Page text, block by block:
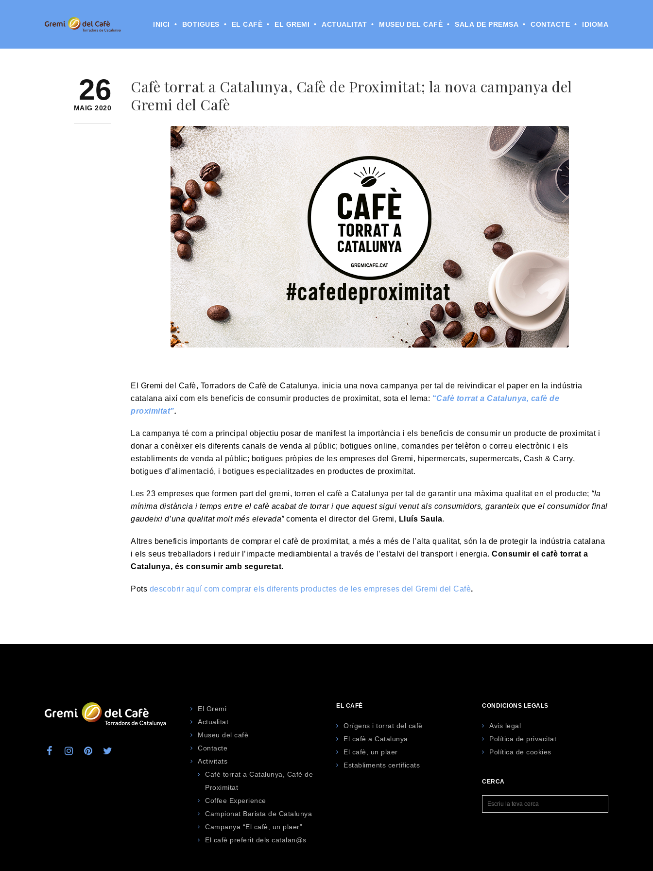
INICI BOTIGUES EL CAFÈ EL GREMI ACTUALITAT MUSEU DEL CAFÈ SALA DE PREMSA CONTACTE IDIOMA
26
MAIG 2020
Cafè torrat a Catalunya, Cafè de Proximitat; la nova campanya del
Gremi del Cafè
El Gremi del Cafè, Torradors de Cafè de Catalunya, inicia una nova campanya per tal de reivindicar el paper en la indústria
catalana així com els beneficis de consumir productes de proximitat, sota el lema: “Cafè torrat a Catalunya, cafè de
proximitat”.
La campanya té com a principal objectiu posar de manifest la importància i els beneficis de consumir un producte de proximitat i
donar a conèixer els diferents canals de venda al públic; botigues online, comandes per telèfon o correu electrònic i els
establiments de venda al públic; botigues pròpies de les empreses del Gremi, hipermercats, supermercats, Cash & Carry,
botigues d’alimentació, i botigues especialitzades en productes de proximitat.
Les 23 empreses que formen part del gremi, torren el cafè a Catalunya per tal de garantir una màxima qualitat en el producte; “la
mínima distància i temps entre el cafè acabat de torrar i que aquest sigui venut als consumidors, garanteix que el consumidor final
gaudeixi d’una qualitat molt més elevada”comenta el director del Gremi, Lluís Saula.
Altres beneficis importants de comprar el cafè de proximitat, a més a més de l’alta qualitat, són la de protegir la indústria catalana
i els seus treballadors i reduir l’impacte mediambiental a través de l’estalvi del transport i energia. Consumir el cafè torrat a
Catalunya, és consumir amb seguretat.
Pots descobrir aquí com comprar els diferents productes de les empreses del Gremi del Cafè.
El Gremi
Actualitat
Museu del cafè
Contacte
Activitats
Cafè torrat a Catalunya, Cafè de
Proximitat
Coffee Experience
Campionat Barista de Catalunya
Campanya “El cafè, un plaer”
El cafè preferit dels catalan@s
EL CAFÈ
Orígens i torrat del cafè
El cafè a Catalunya
El cafè, un plaer
Establiments certificats
CONDICIONS LEGALS
Avis legal
Política de privacitat
Política de cookies
CERCA